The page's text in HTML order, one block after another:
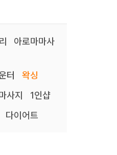
아로마마사
터
왁싱
사지
1인샵
다이어트